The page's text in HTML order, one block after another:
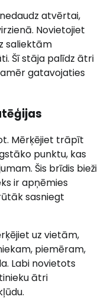
atvērtai,
Novietojiet
saliektām
Šī stāja palīdz ātri
gatavojaties
Mērķējiet trāpīt
punktu, kas
Šis brīdis bieži
ir apņēmies
sasniegt
uz vietām,
piemēram,
Labi novietots
ātri